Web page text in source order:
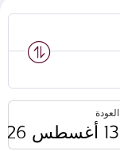
العودة